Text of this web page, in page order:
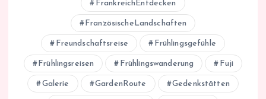
FrankreichEntdecken
FranzösischeLandschaften
Freundschaftsreise Frühlingsgefühle
Frühlingsreisen Frühlingswanderung Fuji
Galerie GardenRoute Gedenkstätten